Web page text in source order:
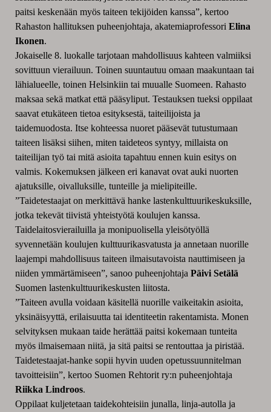
paitsi keskenään myös taiteen tekijöiden kanssa”, kertoo
Rahaston hallituksen puheenjohtaja, akatemiaprofessori Elina
Ikonen.
Jokaiselle 8. luokalle tarjotaan mahdollisuus kahteen valmiiksi
sovittuun vierailuun. Toinen suuntautuu omaan maakuntaan tai
lähialueelle, toinen Helsinkiin tai muualle Suomeen. Rahasto
maksaa sekä matkat että pääsyliput. Testauksen tueksi oppilaat
saavat etukäteen tietoa esityksestä, taiteilijoista ja
taidemuodosta. Itse kohteessa nuoret pääsevät tutustumaan
taiteen lisäksi siihen, miten taideteos syntyy, millaista on
taiteilijan työ tai mitä asioita tapahtuu ennen kuin esitys on
valmis. Kokemuksen jälkeen eri kanavat ovat auki nuorten
ajatuksille, oivalluksille, tunteille ja mielipiteille.
”Taidetestaajat on merkittävä hanke lastenkulttuurikeskuksille,
jotka tekevät tiivistä yhteistyötä koulujen kanssa.
Taidelaitosvierailuilla ja monipuolisella yleisötyöllä
syvennetään koulujen kulttuurikasvatusta ja annetaan nuorille
laajempi mahdollisuus taiteen ilmaisutavoista nauttimiseen ja
niiden ymmärtämiseen”, sanoo puheenjohtaja Päivi Setälä
Suomen lastenkulttuurikeskusten liitosta.
”Taiteen avulla voidaan käsitellä nuorille vaikeitakin asioita,
yksinäisyyttä, erilaisuutta tai identiteetin rakentamista. Monen
selvityksen mukaan taide herättää paitsi kokemaan tunteita
myös ilmaisemaan niitä, ja sitä paitsi se rentouttaa ja piristää.
Taidetestaajat-hanke sopii hyvin uuden opetussuunnitelman
tavoitteisiin”, kertoo Suomen Rehtorit ry:n puheenjohtaja
Riikka Lindroos.
Oppilaat kuljetetaan taidekohteisiin junalla, linja-autolla ja